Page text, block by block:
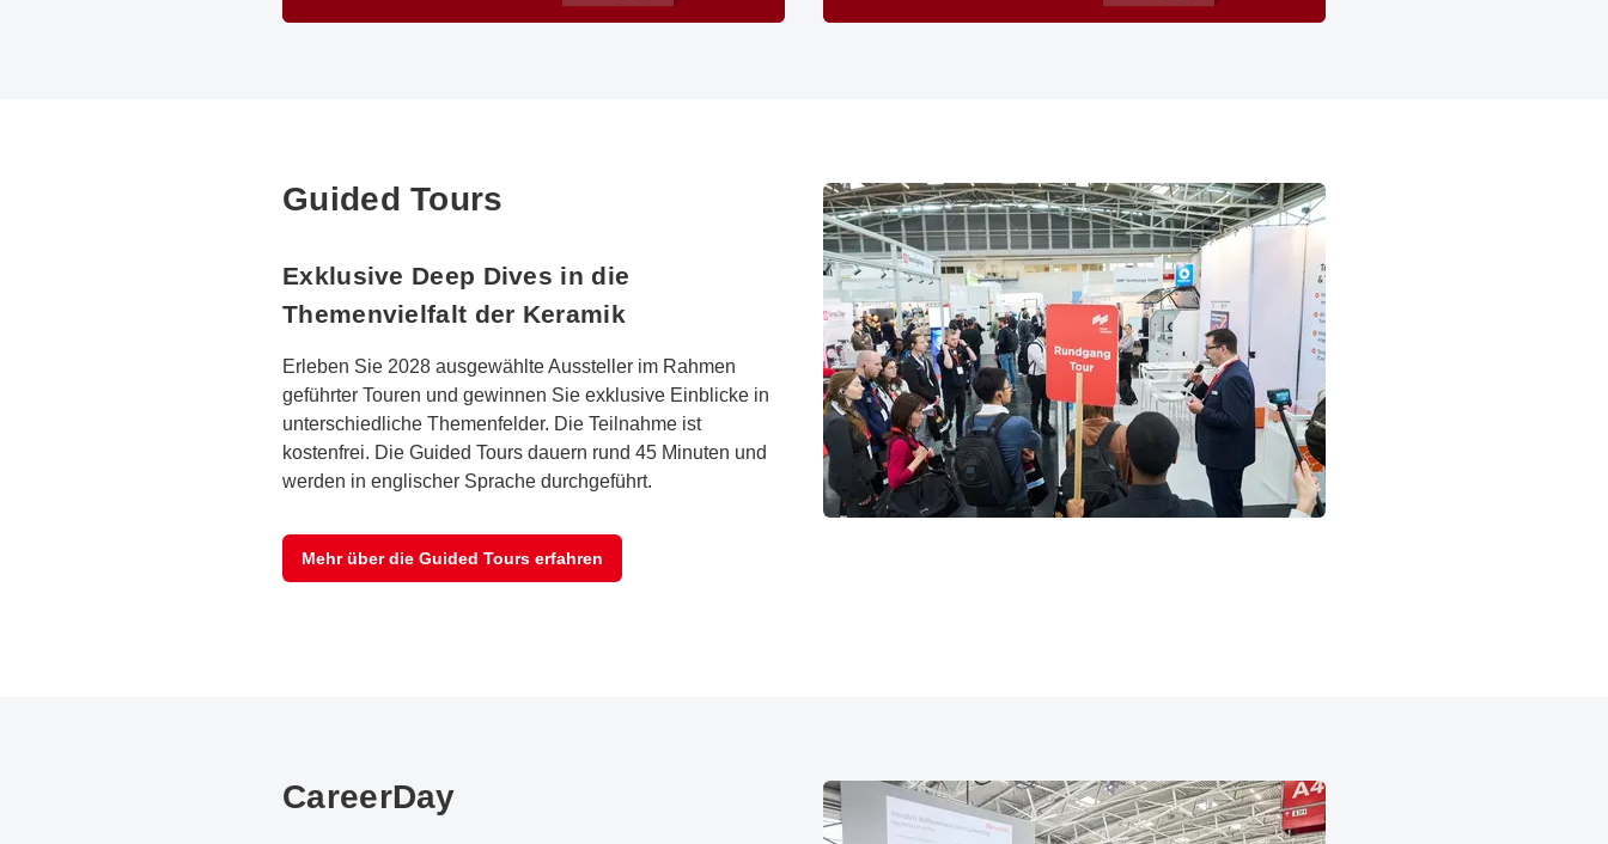
Guided Tours
Exklusive Deep Dives in die
Themenvielfalt der Keramik
Erleben Sie 2028 ausgewählte Aussteller im Rahmen
geführter Touren und gewinnen Sie exklusive Einblicke in
unterschiedliche Themenfelder. Die Teilnahme ist
kostenfrei. Die Guided Tours dauern rund 45 Minuten und
werden in englischer Sprache durchgeführt.
Mehr über die Guided Tours erfahren
CareerDay